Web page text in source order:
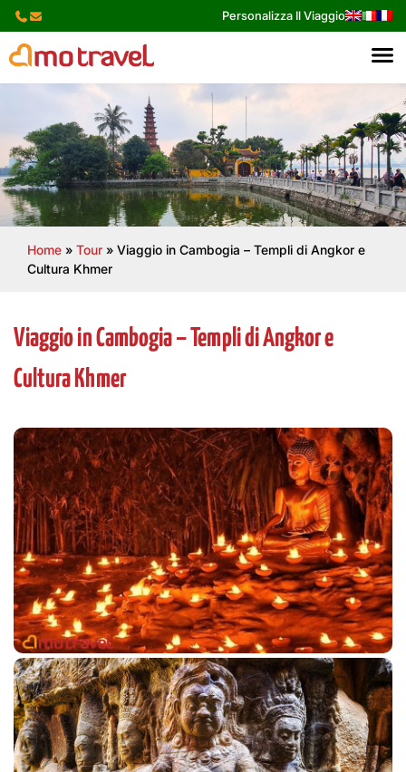
Skip
content
Personalizza Il Viaggio
Home » Tour » Viaggio in Cambogia – Templi di Angkor e
Cultura Khmer
Viaggio in Cambogia – Templi di Angkor e
Cultura Khmer